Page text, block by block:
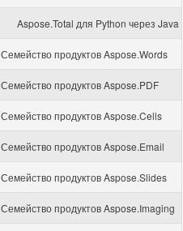
Aspose.Total для Python через Java
Семейство продуктов Aspose.Words
Семейство продуктов Aspose.PDF
Семейство продуктов Aspose.Cells
Семейство продуктов Aspose.Email
Семейство продуктов Aspose.Slides
Семейство продуктов Aspose.Imaging